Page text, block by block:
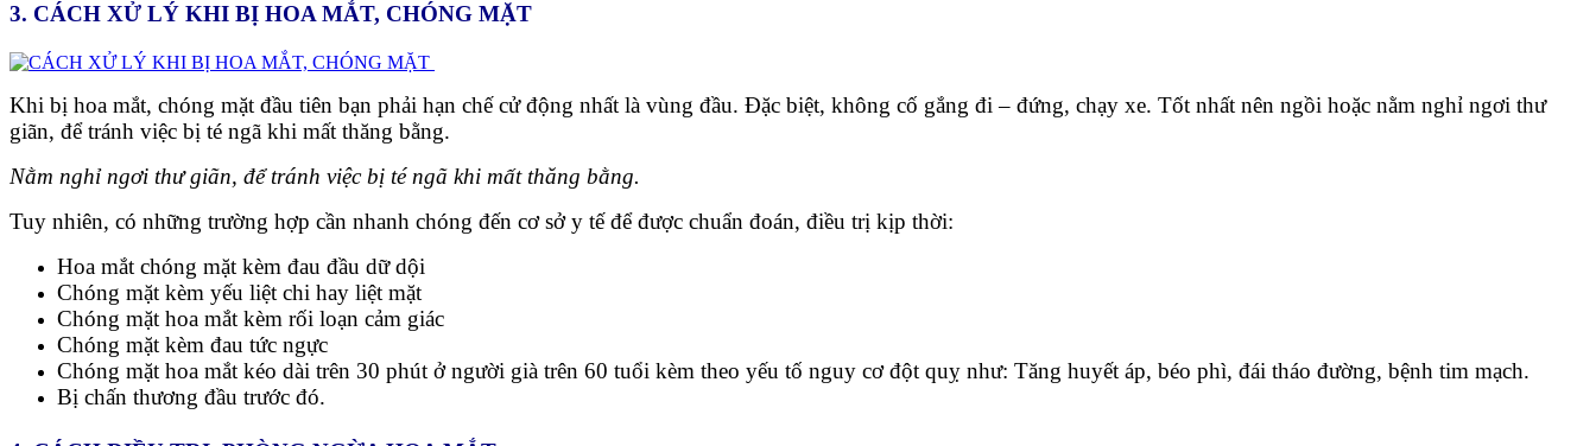
3. CÁCH XỬ LÝ KHI BỊ HOA MẮT, CHÓNG MẶT
Khi bị hoa mắt, chóng mặt đầu tiên bạn phải hạn chế cử động nhất là vùng đầu. Đặc biệt, không cố gắng đi – đứng, chạy xe. Tốt nhất nên ngồi hoặc nằm nghỉ ngơi thư
giãn, để tránh việc bị té ngã khi mất thăng bằng.
Nằm nghỉ ngơi thư giãn, để tránh việc bị té ngã khi mất thăng bằng.
Tuy nhiên, có những trường hợp cần nhanh chóng đến cơ sở y tế để được chuẩn đoán, điều trị kịp thời:
Hoa mắt chóng mặt kèm đau đầu dữ dội
Chóng mặt kèm yếu liệt chi hay liệt mặt
Chóng mặt hoa mắt kèm rối loạn cảm giác
Chóng mặt kèm đau tức ngực
Chóng mặt hoa mắt kéo dài trên 30 phút ở người già trên 60 tuổi kèm theo yếu tố nguy cơ đột quỵ như: Tăng huyết áp, béo phì, đái tháo đường, bệnh tim mạch.
Bị chấn thương đầu trước đó.